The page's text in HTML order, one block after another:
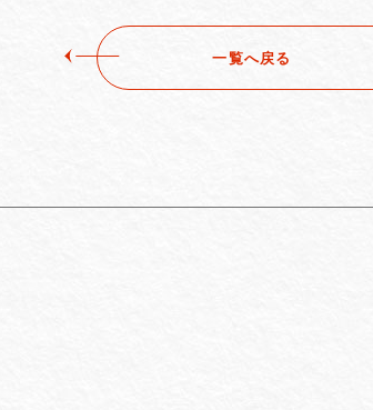
一覧へ戻る